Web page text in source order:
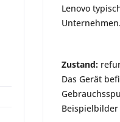
Lenovo
Unternehmen.
Zustand:
Das Gerät